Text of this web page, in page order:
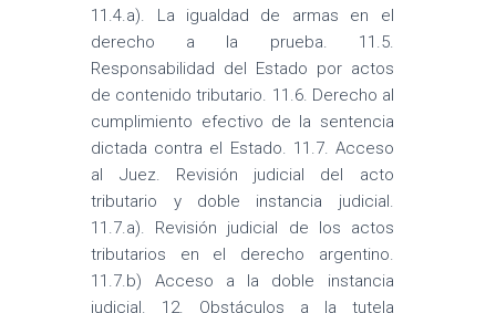
11.4.a). La igualdad de armas en el
derecho a la prueba. 11.5.
Responsabilidad del Estado por actos
de contenido tributario. 11.6. Derecho al
cumplimiento efectivo de la sentencia
dictada contra el Estado. 11.7. Acceso
al Juez. Revisión judicial del acto
tributario y doble instancia judicial.
11.7.a). Revisión judicial de los actos
tributarios en el derecho argentino.
11.7.b) Acceso a la doble instancia
judicial. 12. Obstáculos a la tutela